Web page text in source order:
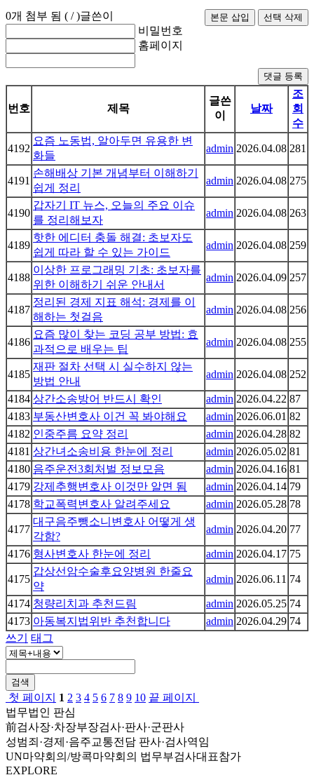
0개 첨부 됨 ( /)글쓴이
비밀번호
홈페이지
댓글 등록
번호 제목
글쓴
이
날짜
조
회
수
4192
요즘 노동법, 알아두면 유용한 변
화들
admin 2026.04.08 281
4191
손해배상 기본 개념부터 이해하기
쉽게 정리
admin 2026.04.08 275
4190
갑자기 IT 뉴스, 오늘의 주요 이슈
를 정리해보자
admin 2026.04.08 263
4189
핫한 에디터 충돌 해결: 초보자도
쉽게 따라 할 수 있는 가이드
admin 2026.04.08 259
4188
이상한 프로그래밍 기초: 초보자를
위한 이해하기 쉬운 안내서
admin 2026.04.09 257
4187
정리된 경제 지표 해석: 경제를 이
해하는 첫걸음
admin 2026.04.08 256
4186
요즘 많이 찾는 코딩 공부 방법: 효
과적으로 배우는 팁
admin 2026.04.08 255
4185
재판 절차 선택 시 실수하지 않는
방법 안내
admin 2026.04.08 252
4184 상간소송방어 반드시 확인 admin 2026.04.22 87
4183 부동산변호사 이건 꼭 봐야해요 admin 2026.06.01 82
4182 인중주름 요약 정리 admin 2026.04.28 82
4181 상간녀소송비용 한눈에 정리 admin 2026.05.02 81
4180 음주운전3회처벌 정보모음 admin 2026.04.16 81
4179 강제추행변호사 이것만 알면 됨 admin 2026.04.14 79
4178 학교폭력변호사 알려주세요 admin 2026.05.28 78
4177
대구음주뺑소니변호사 어떻게 생
각함?
admin 2026.04.20 77
4176 형사변호사 한눈에 정리 admin 2026.04.17 75
4175
갑상선암수술후요양병원 한줄요
약
admin 2026.06.11 74
4174 청량리치과 추천드림 admin 2026.05.25 74
4173 아동복지법위반 추천합니다 admin 2026.04.29 74
쓰기
태그
검색
첫 페이지 1 2 3 4 5 6 7 8 9 10 끝 페이지
법무법인 판심
前검사장·차장부장검사·판사·군판사
성범죄·경제·음주교통전담 판사·검사역임
UN마약회의/방콕마약회의 법무부검사대표참가
EXPLORE